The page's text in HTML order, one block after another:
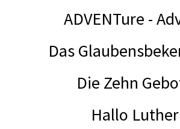
ADVENTure -
Das
Die Zehn
Hallo Luther